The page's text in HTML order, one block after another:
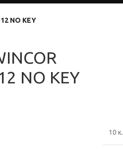
NO KEY
NO KEY
10 κ.